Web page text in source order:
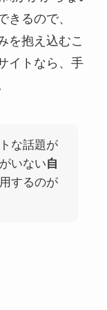
きるので、
を抱え込むこ
イトなら、手
な話題が
いない自
するのが